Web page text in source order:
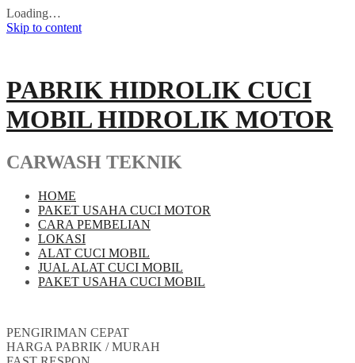
Loading…
Skip to content
PABRIK HIDROLIK CUCI
MOBIL HIDROLIK MOTOR
CARWASH TEKNIK
HOME
PAKET USAHA CUCI MOTOR
CARA PEMBELIAN
LOKASI
ALAT CUCI MOBIL
JUAL ALAT CUCI MOBIL
PAKET USAHA CUCI MOBIL
PENGIRIMAN CEPAT
HARGA PABRIK / MURAH